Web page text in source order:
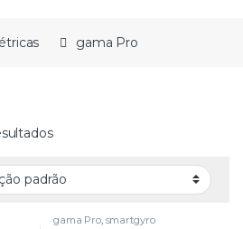
gama Pro
gama Pro, smartgyro